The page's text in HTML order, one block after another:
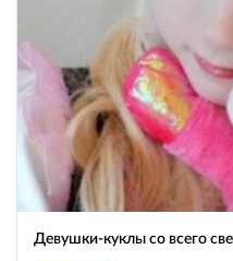
Девушки-куклы со всего